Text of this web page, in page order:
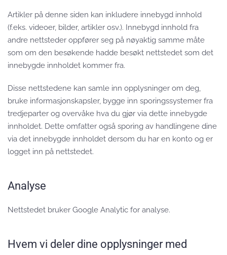
Artikler på denne siden kan inkludere innebygd innhold
(f.eks. videoer, bilder, artikler osv.). Innebygd innhold fra
andre nettsteder oppfører seg på nøyaktig samme måte
som om den besøkende hadde besøkt nettstedet som det
innebygde innholdet kommer fra.
Disse nettstedene kan samle inn opplysninger om deg,
bruke informasjonskapsler, bygge inn sporingssystemer fra
tredjeparter og overvåke hva du gjør via dette innebygde
innholdet. Dette omfatter også sporing av handlingene dine
via det innebygde innholdet dersom du har en konto og er
logget inn på nettstedet.
Analyse
Nettstedet bruker Google Analytic for analyse.
Hvem vi deler dine opplysninger med